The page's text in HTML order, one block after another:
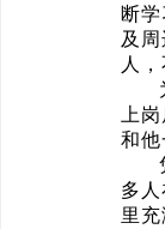
断
及
人
上
和
多
里